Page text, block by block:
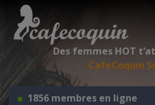
Des femmes HOT
CafeCoquin
1856 membres en ligne